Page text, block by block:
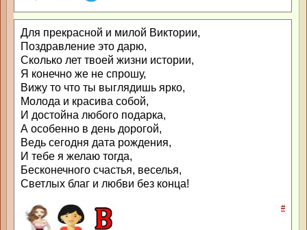
Для прекрасной и милой Виктории,
Поздравление это дарю,
Сколько лет твоей жизни истории,
Я конечно же не спрошу,
Вижу то что ты выглядишь ярко,
Молода и красива собой,
И достойна любого подарка,
А особенно в день дорогой,
Ведь сегодня дата рождения,
И тебе я желаю тогда,
Бесконечного счастья, веселья,
Светлых благ и любви без конца!
#